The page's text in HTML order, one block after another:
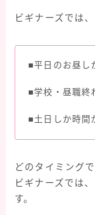
ビギナーズでは、
■平日のお昼し
■学校・昼職終
■土日しか時間
どのタイミング
ビギナーズでは、
す。